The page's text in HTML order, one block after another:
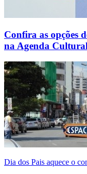
Confira as opções
na Agenda
Dia dos Pais aquece o